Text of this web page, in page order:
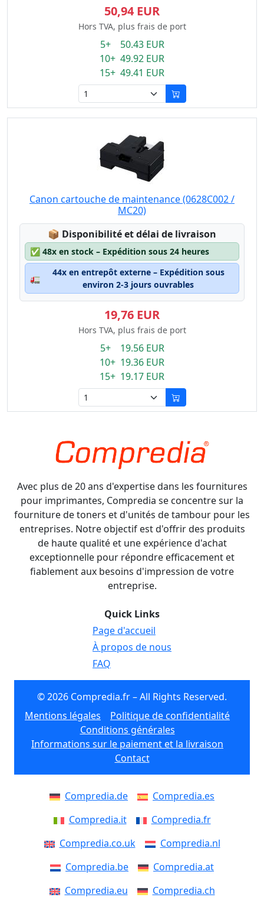
50,94 EUR
Hors TVA, plus frais de port
5+ 50.43 EUR
10+ 49.92 EUR
15+ 49.41 EUR
Canon cartouche de maintenance (0628C002 /
MC20)
📦 Lagerstatus:
Disponibilité et délai de livraison
✅ 48x en stock – Expédition sous 24 heures
🚛
44x en entrepôt externe – Expédition sous
environ 2-3 jours ouvrables
19,76 EUR
Hors TVA, plus frais de port
5+ 19.56 EUR
10+ 19.36 EUR
15+ 19.17 EUR
Avec plus de 20 ans d'expertise dans les fournitures
pour imprimantes, Compredia se concentre sur la
fourniture de toners et d'unités de tambour pour les
entreprises. Notre objectif est d'offrir des produits
de haute qualité et une expérience d'achat
exceptionnelle pour répondre efficacement et
fiablement aux besoins d'impression de votre
entreprise.
Quick Links
Page d'accueil
À propos de nous
FAQ
© 2026 Compredia.fr – All Rights Reserved.
Mentions légales
Politique de confidentialité
Conditions générales
Informations sur le paiement et la livraison
Contact
Compredia.de
Compredia.es
Compredia.it
Compredia.fr
Compredia.co.uk
Compredia.nl
Compredia.be
Compredia.at
Compredia.eu
Compredia.ch